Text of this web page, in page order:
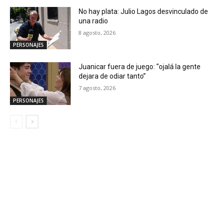
PERSONAJES
No hay plata: Julio Lagos desvinculado de
una radio
8 agosto, 2026
PERSONAJES
Juanicar fuera de juego: “ojalá la gente
dejara de odiar tanto”
7 agosto, 2026